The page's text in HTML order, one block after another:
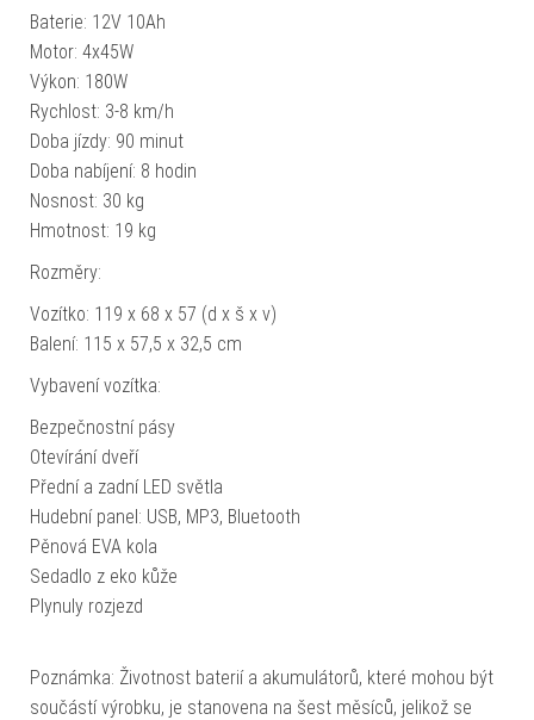
Baterie: 12V 10Ah
Motor: 4x45W
Výkon: 180W
Rychlost: 3-8 km/h
Doba jízdy: 90 minut
Doba nabíjení: 8 hodin
Nosnost: 30 kg
Hmotnost: 19 kg
Rozměry:
Vozítko: 119 x 68 x 57 (d x š x v)
Balení: 115 x 57,5 x 32,5 cm
Vybavení vozítka:
Bezpečnostní pásy
Otevírání dveří
Přední a zadní LED světla
Hudební panel: USB, MP3, Bluetooth
Pěnová EVA kola
Sedadlo z eko kůže
Plynuly rozjezd
Poznámka: Životnost baterií a akumulátorů, které mohou být
součástí výrobku, je stanovena na šest měsíců, jelikož se